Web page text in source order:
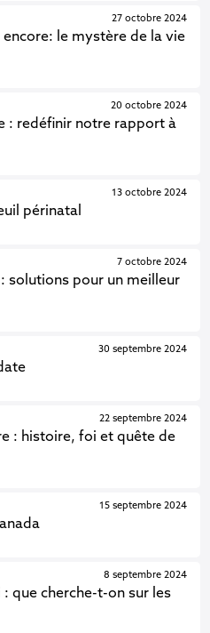
le mystère de la vie
27 octobre 2024
: redéfinir notre rapport à
20 octobre 2024
périnatal
13 octobre 2024
: solutions pour un meilleur
7 octobre 2024
30 septembre 2024
: histoire, foi et quête de
22 septembre 2024
15 septembre 2024
: que cherche-t-on sur les
8 septembre 2024